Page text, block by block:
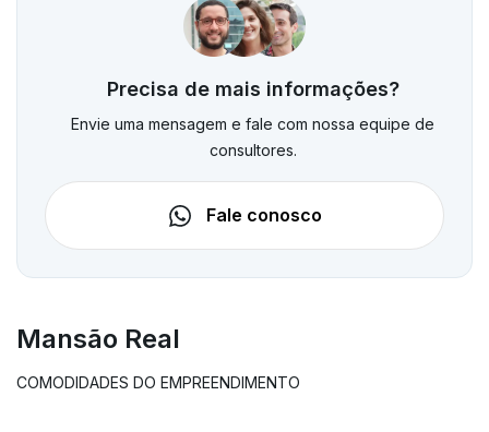
Precisa de mais informações?
Envie uma mensagem e fale com nossa equipe de
consultores.
Fale conosco
Mansão Real
COMODIDADES DO EMPREENDIMENTO